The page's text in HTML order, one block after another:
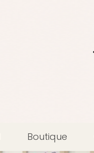
Boutique